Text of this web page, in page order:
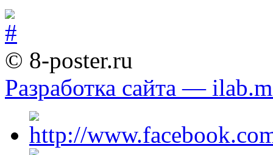
© 8-poster.ru
Разработка сайта —